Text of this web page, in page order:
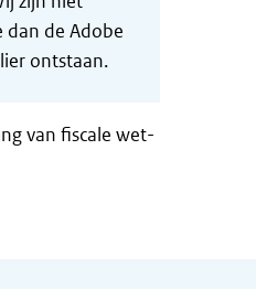
de Adobe
ontstaan.
van fiscale wet-